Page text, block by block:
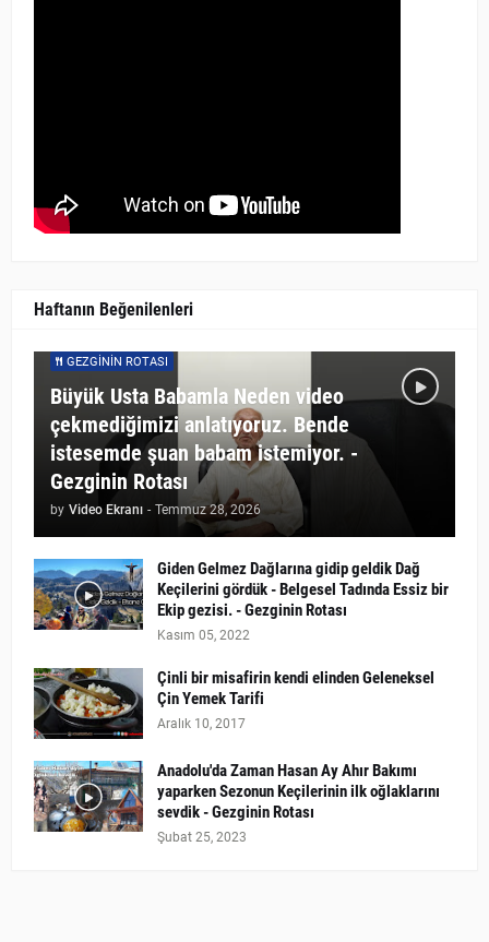
Haftanın Beğenilenleri
GEZGININ ROTASI
Büyük Usta Babamla Neden video
çekmediğimizi anlatıyoruz. Bende
istesemde şuan babam istemiyor. -
Gezginin Rotası
by Video Ekranı - Temmuz 28, 2026
Giden Gelmez Dağlarına gidip geldik Dağ
Keçilerini gördük - Belgesel Tadında Essiz bir
Ekip gezisi. - Gezginin Rotası
Kasım 05, 2022
Çinli bir misafirin kendi elinden Geleneksel
Çin Yemek Tarifi
Aralık 10, 2017
Anadolu'da Zaman Hasan Ay Ahır Bakımı
yaparken Sezonun Keçilerinin ilk oğlaklarını
sevdik - Gezginin Rotası
Şubat 25, 2023